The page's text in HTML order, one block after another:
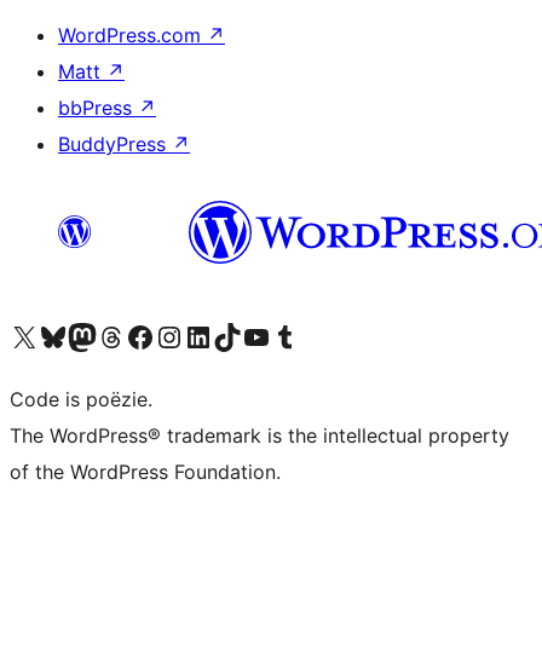
WordPress.com ↗
Matt ↗
bbPress ↗
BuddyPress ↗
Bezoek ons X (voorheen Twitter) account
Bezoek ons Bluesky account
Bezoek ons Mastodon account
Bezoek ons Threads account
Onze Facebook pagina bezoeken
Bezoek ons Instagram account
Bezoek ons LinkedIn account
Bezoek ons TikTok account
Bezoek ons YouTube kanaalBezoek ons Tumblr account
Code is poëzie.
The WordPress® trademark is the intellectual property
of the WordPress Foundation.